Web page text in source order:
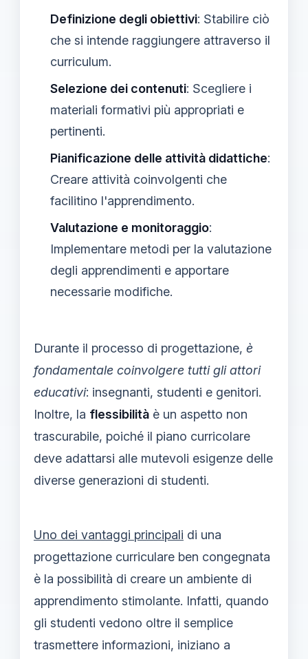
Definizione degli obiettivi: Stabilire ciò
che si intende raggiungere attraverso il
curriculum.
Selezione dei contenuti: Scegliere i
materiali formativi più appropriati e
pertinenti.
Pianificazione delle attività didattiche:
Creare attività coinvolgenti che
facilitino l'apprendimento.
Valutazione e monitoraggio:
Implementare metodi per la valutazione
degli apprendimenti e apportare
necessarie modifiche.
Durante il processo di progettazione, è
fondamentale coinvolgere tutti gli attori
educativi: insegnanti, studenti e genitori.
Inoltre, la flessibilità è un aspetto non
trascurabile, poiché il piano curricolare
deve adattarsi alle mutevoli esigenze delle
diverse generazioni di studenti.
Uno dei vantaggi principali di una
progettazione curriculare ben congegnata
è la possibilità di creare un ambiente di
apprendimento stimolante. Infatti, quando
gli studenti vedono oltre il semplice
trasmettere informazioni, iniziano a